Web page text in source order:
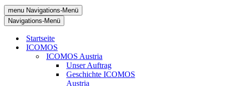
menu Navigations-Menü
Navigations-Menü
Startseite
ICOMOS
ICOMOS Austria
Unser Auftrag
Geschichte ICOMOS
Austria